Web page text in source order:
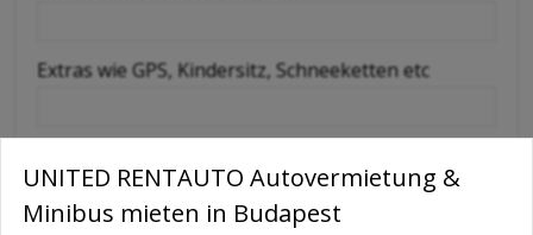
Extras wie GPS, Kindersitz, Schneeketten etc
UNITED RENTAUTO Autovermietung &
Minibus mieten in Budapest